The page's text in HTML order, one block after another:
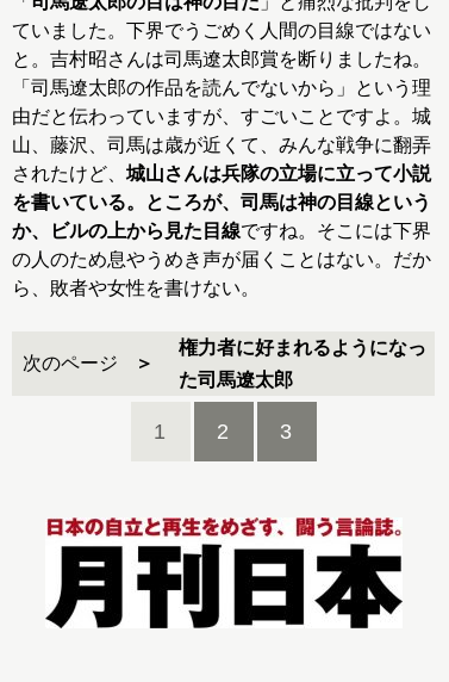
ていました。下界でうごめく人間の目線ではない
と。吉村昭さんは司馬遼太郎賞を断りましたね。
「司馬遼太郎の作品を読んでないから」という理
由だと伝わっていますが、すごいことですよ。城
山、藤沢、司馬は歳が近くて、みんな戦争に翻弄
されたけど、 城山さんは兵隊の立場に立って小説
を書いている。ところが、司馬は神の目線という
か、ビルの上から見た目線ですね。そこには下界
の人のため息やうめき声が届くことはない。だか
ら、敗者や女性を書けない。
次のページ
権力者に好まれるようになっ
た司馬遼太郎
1 2 3